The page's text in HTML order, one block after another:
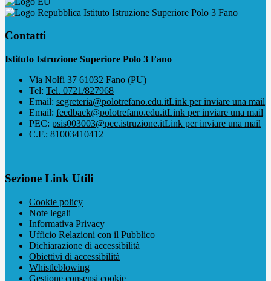
Istituto Istruzione Superiore Polo 3 Fano
Contatti
Istituto Istruzione Superiore Polo 3 Fano
Via Nolfi 37 61032 Fano (PU)
Tel: Tel. 0721/827968
Email: segreteria@polotrefano.e​du.itLink per inviare una mail
Email: feedback@polotrefano.edu.itLink per inviare una mail
PEC: psis003003@pec.istruzione.itLink per inviare una mail
C.F.: 81003410412
Sezione Link Utili
Cookie policy
Note legali
Informativa Privacy
Ufficio Relazioni con il Pubblico
Dichiarazione di accessibilità
Obiettivi di accessibilità
Whistleblowing
Gestione consensi cookie